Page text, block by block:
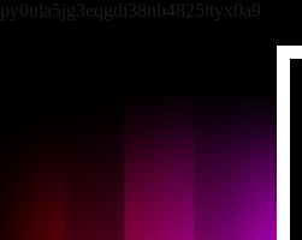
py0ula5jg3eqgdi38nb4825ityx0a9